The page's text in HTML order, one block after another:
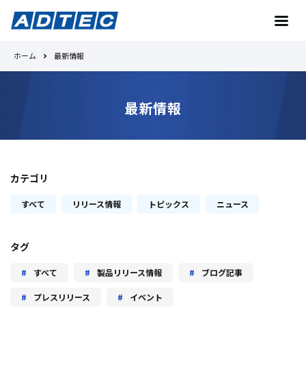
製品紹介
事例紹介
お問い合わせ
ホーム 最新情報
最新情報
カテゴリ
すべて リリース情報 トピックス ニュース
タグ
すべて 製品リリース情報
ブログ記事
プレスリリース
イベント